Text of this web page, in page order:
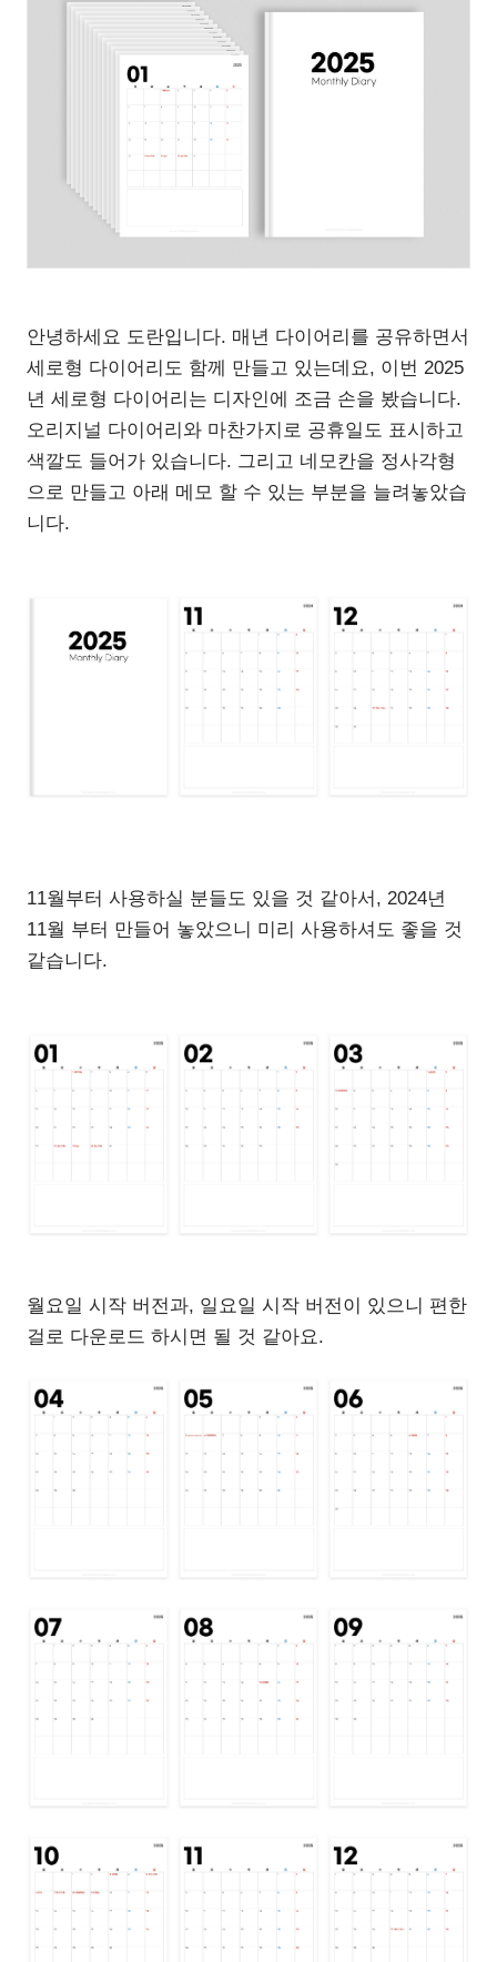
안녕하세요 도란입니다. 매년 다이어리를 공유하면서
세로형 다이어리도 함께 만들고 있는데요, 이번 2025
년 세로형 다이어리는 디자인에 조금 손을 봤습니다.
오리지널 다이어리와 마찬가지로 공휴일도 표시하고
색깔도 들어가 있습니다. 그리고 네모칸을 정사각형
으로 만들고 아래 메모 할 수 있는 부분을 늘려놓았습
니다.
11월부터 사용하실 분들도 있을 것 같아서, 2024년
11월 부터 만들어 놓았으니 미리 사용하셔도 좋을 것
같습니다.
월요일 시작 버전과, 일요일 시작 버전이 있으니 편한
걸로 다운로드 하시면 될 것 같아요.